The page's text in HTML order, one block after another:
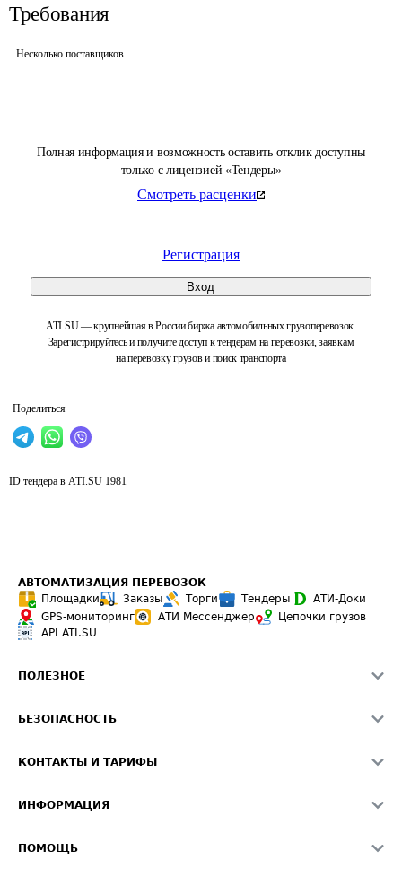
Полная информация и возможность оставить отклик доступны
только с лицензией «Тендеры»
Смотреть расценки
Регистрация
Вход
ATI.SU — крупнейшая в России биржа автомобильных грузоперевозок.
Зарегистрируйтесь и получите доступ к тендерам на перевозки, заявкам
на перевозку грузов и поиск транспорта
Поделиться
Требования
Несколько поставщиков
ID тендера в ATI.SU 1981
АВТОМАТИЗАЦИЯ ПЕРЕВОЗОК
Площадки
Заказы Торги Тендеры
АТИ-Доки
GPS-мониторинг
АТИ Мессенджер
Цепочки грузов
API ATI.SU
ПОЛЕЗНОЕ
Звезды ATI.SU на вашем сайте
Средние ставки
БЕЗОПАСНОСТЬ
Светофор+
О формировании Паспорта
КОНТАКТЫ И ТАРИФЫ
Реклама на сайте
ИНФОРМАЦИЯ
ПОМОЩЬ